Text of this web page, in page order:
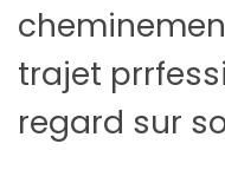
trajet
regard sur